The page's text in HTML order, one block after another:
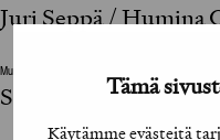
Tämä
Käytämme evästeitä
Juri Seppä / Humina
Muu suunnitteluun vaikuttanut henkilö / The
Service production /